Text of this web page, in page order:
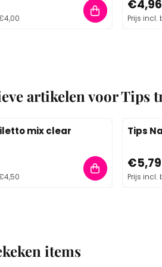
€4,96
Prijs incl.
artikelen voorTips
mix clear
btw: 4,50
Tips
Prijs:
€5,79
Prijs incl.
items